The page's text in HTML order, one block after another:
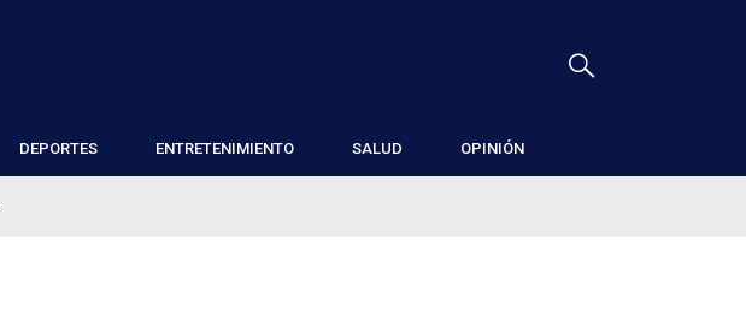
DEPORTES ENTRETENIMIENTO SALUD OPINIÓN